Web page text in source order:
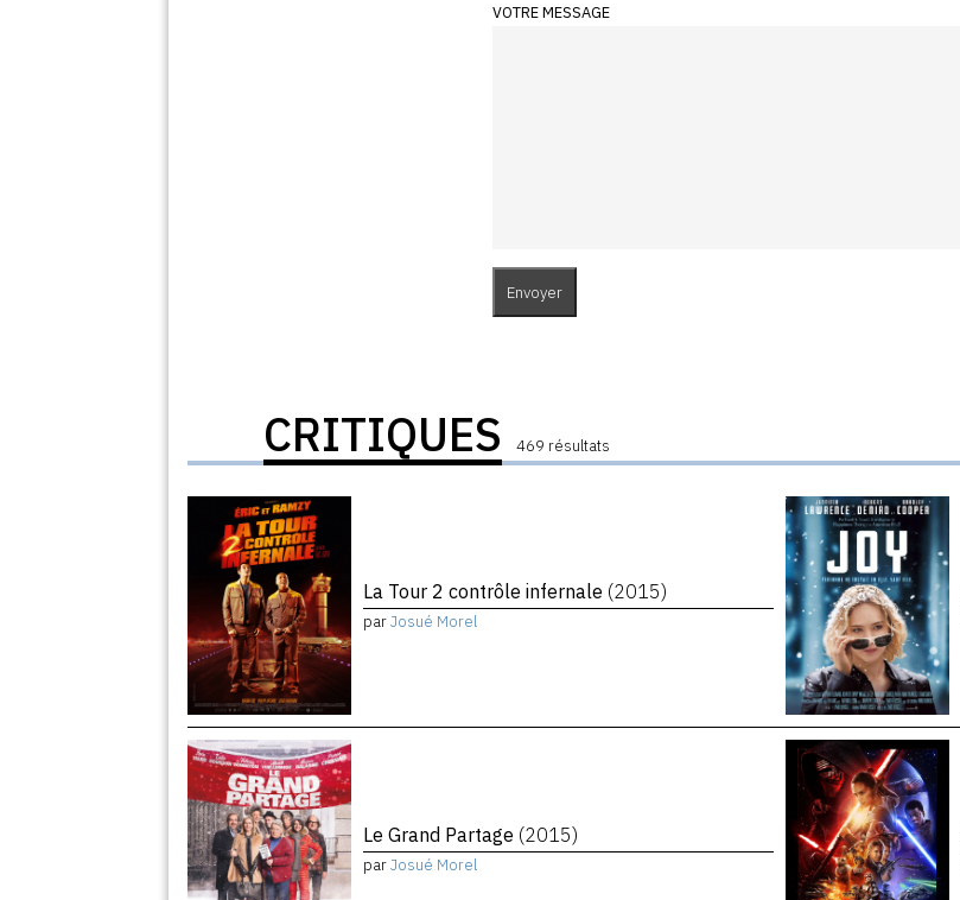
VOTRE MESSAGE
CRITIQUES 469 résultats
La Tour 2 contrôle infernale (2015)
parJosué Morel
Le Grand Partage (2015)
parJosué Morel